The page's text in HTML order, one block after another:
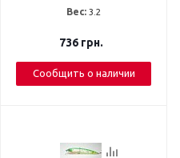
Вес: 3.2
736грн.
Сообщить о наличии